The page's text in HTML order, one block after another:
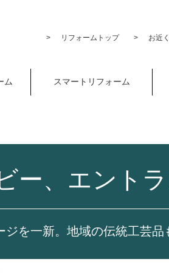
リフォームトップ お近
ム スマートリフォーム
ー、エントラ
を一新。地域の伝統工芸品